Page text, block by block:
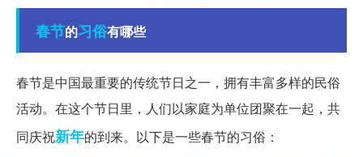
春节的习俗有哪些
春节是中国最重要的传统节日之一，拥有丰富多样的民俗
活动。在这个节日里，人们以家庭为单位团聚在一起，共
同庆祝新年的到来。以下是一些春节的习俗：